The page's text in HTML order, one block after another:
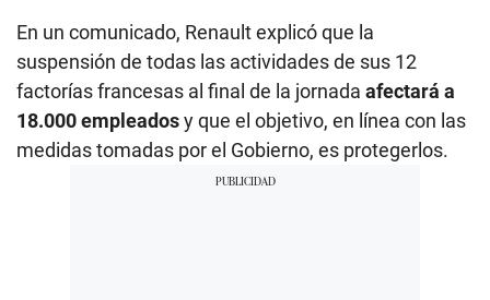
En un comunicado, Renault explicó que la
suspensión de todas las actividades de sus 12
factorías francesas al final de la jornada afectará a
18.000 empleadosy que el objetivo, en línea con las
medidas tomadas por el Gobierno, es protegerlos.